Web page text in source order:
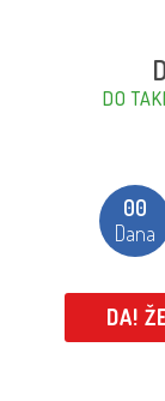
DO
00
Dana
DA!